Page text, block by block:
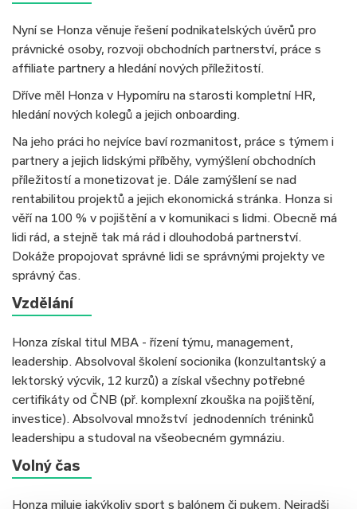
Nyní se Honza věnuje řešení podnikatelských úvěrů pro
právnické osoby, rozvoji obchodních partnerství, práce s
affiliate partnery a hledání nových příležitostí.
Dříve měl Honza v Hypomíru na starosti kompletní HR,
hledání nových kolegů a jejich onboarding.
Na jeho práci ho nejvíce baví rozmanitost, práce s týmem i
partnery a jejich lidskými příběhy, vymýšlení obchodních
příležitostí a monetizovat je. Dále zamýšlení se nad
rentabilitou projektů a jejich ekonomická stránka. Honza si
věří na 100 % v pojištění a v komunikaci s lidmi. Obecně má
lidi rád, a stejně tak má rád i dlouhodobá partnerství.
Dokáže propojovat správné lidi se správnými projekty ve
správný čas.
Vzdělání
Honza získal titul MBA - řízení týmu, management,
leadership. Absolvoval školení socionika (konzultantský a
lektorský výcvik, 12 kurzů) a získal všechny potřebné
certifikáty od ČNB (př. komplexní zkouška na pojištění,
investice). Absolvoval množství jednodenních tréninků
leadershipu a studoval na všeobecném gymnáziu.
Volný čas
Honza miluje jakýkoliv sport s balónem či pukem. Nejradši